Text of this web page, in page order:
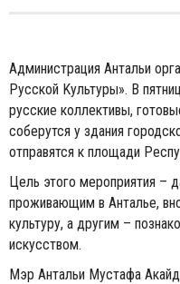
Aдминистрация Антальи
Русской Kультуры». В
русские коллективы,
соберутся у здания
отправятся к площади
Цель этого мероприятия –
проживающим в Анталье,
культуру, а другим –
искусством.
Мэр Антальи Мустафа